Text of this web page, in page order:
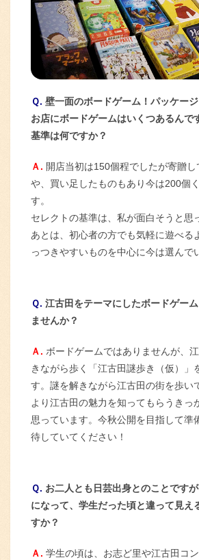
Ｑ. 壁一面のボードゲーム！パッケージ
お店にボードゲームはいくつあるんで
基準は何ですか？
Ａ. 開店当初は150個程でしたが寄贈
や、買い足したものもあり今は200個
す。
セレクトの基準は、私が面白そうと思
あとは、初心者の方でも気軽に遊べる
っつきやすいものを中心に今は選んで
Ｑ. 江古田をテーマにしたボードゲー
ませんか？
Ａ. ボードゲームではありませんが、
きながら歩く「江古田謎歩き（仮）」
す。謎を解きながら江古田の街を歩い
より江古田の魅力を知ってもらうきっ
思っています。今秋公開を目指して準
待していてください！
Ｑ. お二人とも日芸出身とのことです
になって、学生だった頃と違って見え
すか？
Ａ. 学生の頃は、お志ど里や江古田コ